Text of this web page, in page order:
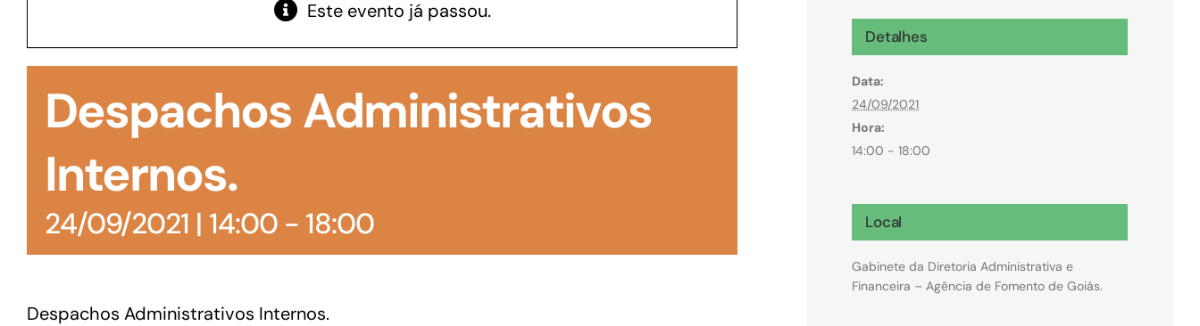
manutenção de estoques e despesas operacionais
realizar obras, dentre outros serviços
Microcrédito
Para MEI, microempresas e pessoas físicas
(feirantes e transportes)
Este evento já passou.
Despachos Administrativos
Internos.
24/09/2021 | 14:00- 18:00
Despachos Administrativos Internos.
Detalhes
Data:
24/09/2021
Hora:
14:00 - 18:00
Local
Gabinete da Diretoria Administrativa e
Financeira – Agência de Fomento de Goiás.